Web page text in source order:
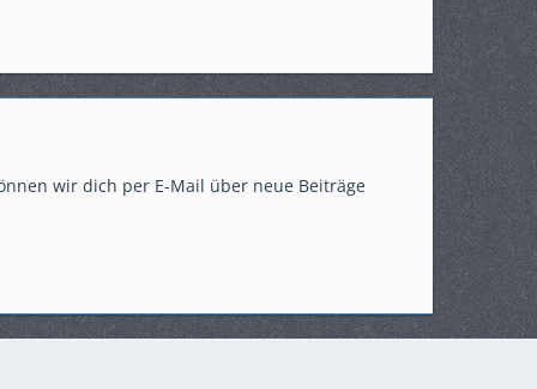
wir dich per E-Mail über neue Beiträge